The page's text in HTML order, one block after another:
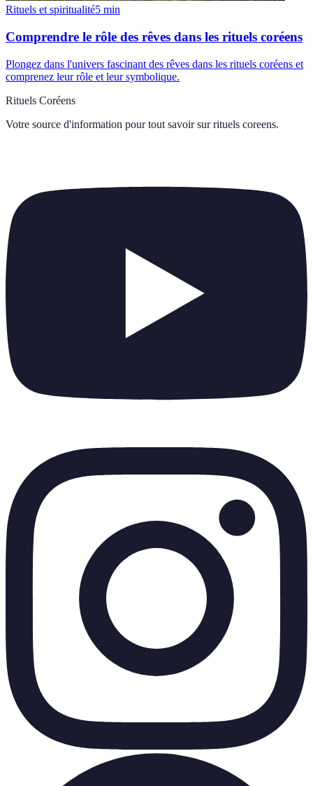
Rituels et spiritualité5 min
Comprendre le rôle des rêves dans les rituels coréens
Plongez dans l'univers fascinant des rêves dans les rituels coréens et
comprenez leur rôle et leur symbolique.
Rituels Coréens
Votre source d'information pour tout savoir sur rituels coreens.